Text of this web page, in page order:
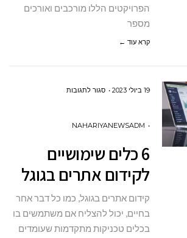
הפרויקטים הללו מורכבים ואורכים
מספר
קרא עוד ←
19 ביולי 2023 סגור לתגובותעל
לקידום
אתרים
NAHARIYANEWSADM
6 כלים שימושיים
לקידום אתרים בגוגל
קידום אתרים בגוגל, כמו כל דבר אחר
בחיים, יכול להצליח אם משתמשים בו
בכלים טכניקות מתקדמות שעומדים